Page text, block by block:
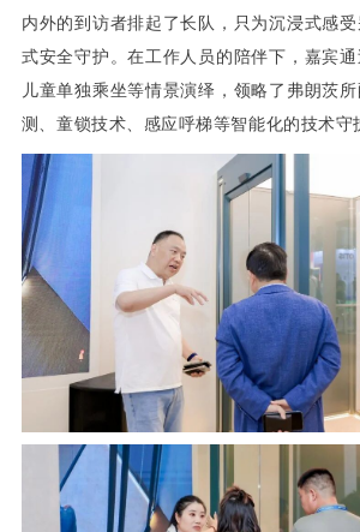
内外的到访者排起了长队，只为沉浸式感
式安全守护。在工作人员的陪伴下，嘉宾通
儿童单独乘坐等情景演绎，领略了弗朗茨
测、童锁技术、感应呼梯等智能化的技术守